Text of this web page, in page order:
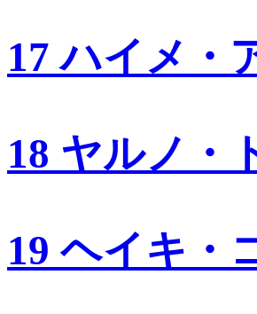
17 ハイメ・
18 ヤルノ・
19 ヘイキ・